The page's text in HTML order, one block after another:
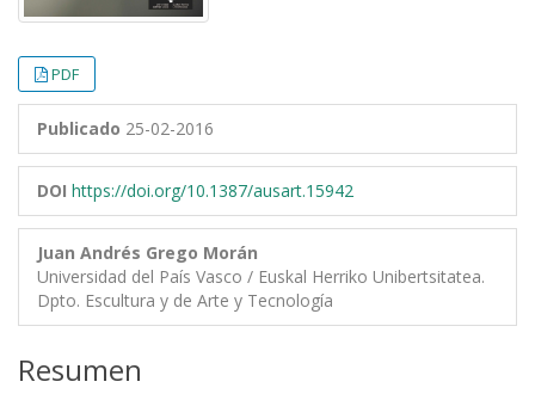
PDF
Publicado 25-02-2016
DOI https://doi.org/10.1387/ausart.15942
Juan Andrés Grego Morán
Universidad del País Vasco / Euskal Herriko Unibertsitatea.
Dpto. Escultura y de Arte y Tecnología
Resumen